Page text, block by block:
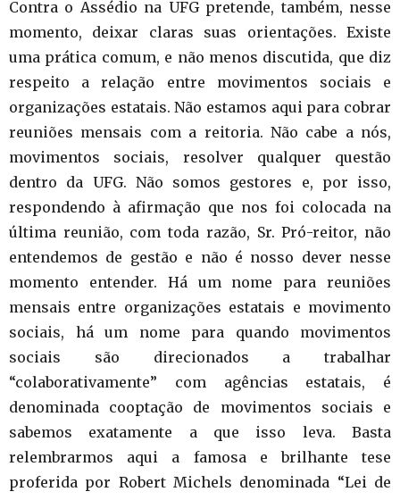
Contra o Assédio na UFG pretende, também, nesse
momento, deixar claras suas orientações. Existe
uma prática comum, e não menos discutida, que diz
respeito a relação entre movimentos sociais e
organizações estatais. Não estamos aqui para cobrar
reuniões mensais com a reitoria. Não cabe a nós,
movimentos sociais, resolver qualquer questão
dentro da UFG. Não somos gestores e, por isso,
respondendo à afirmação que nos foi colocada na
última reunião, com toda razão, Sr. Pró-reitor, não
entendemos de gestão e não é nosso dever nesse
momento entender. Há um nome para reuniões
mensais entre organizações estatais e movimento
sociais, há um nome para quando movimentos
sociais são direcionados a trabalhar
“colaborativamente” com agências estatais, é
denominada cooptação de movimentos sociais e
sabemos exatamente a que isso leva. Basta
relembrarmos aqui a famosa e brilhante tese
proferida por Robert Michels denominada “Lei de